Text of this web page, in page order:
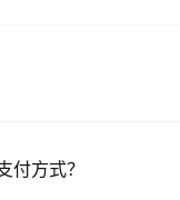
付方式？